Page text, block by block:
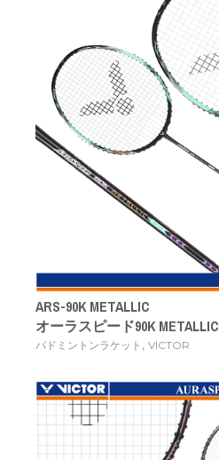
ARS-90K METALLIC
オーラスピード90K METALLIC
バドミントンラケット , VICTOR